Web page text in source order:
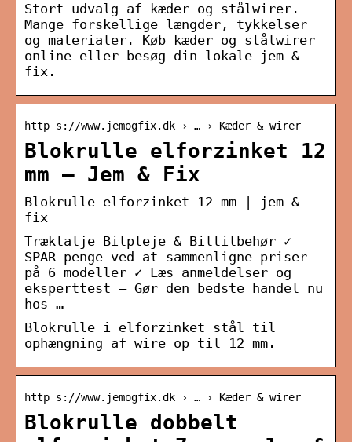
Stort udvalg af kæder og stålwirer.
Mange forskellige længder, tykkelser
og materialer. Køb kæder og stålwirer
online eller besøg din lokale jem &
fix.
http s://www.jemogfix.dk › … › Kæder & wirer
Blokrulle elforzinket 12
mm – Jem & Fix
Blokrulle elforzinket 12 mm | jem &
fix
Træktalje Bilpleje & Biltilbehør ✓
SPAR penge ved at sammenligne priser
på 6 modeller ✓ Læs anmeldelser og
eksperttest – Gør den bedste handel nu
hos …
Blokrulle i elforzinket stål til
ophængning af wire op til 12 mm.
http s://www.jemogfix.dk › … › Kæder & wirer
Blokrulle dobbelt